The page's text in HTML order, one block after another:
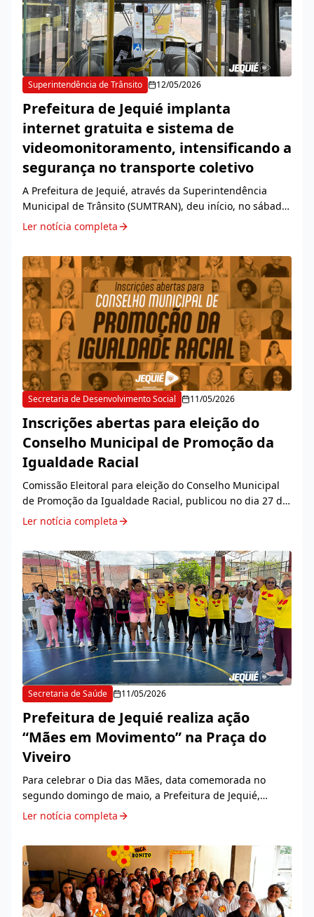
Superintendência de Trânsito 12/05/2026
Prefeitura de Jequié implanta
internet gratuita e sistema de
videomonitoramento, intensificando a
segurança no transporte coletivo
A Prefeitura de Jequié, através da Superintendência
Municipal de Trânsito (SUMTRAN), deu início, no sábado,
9, ao funcionamento do sistema de videomonitoramento
na frota do transporte coletivo. A ação...
Ler notícia completa
Secretaria de Desenvolvimento Social 11/05/2026
Inscrições abertas para eleição do
Conselho Municipal de Promoção da
Igualdade Racial
Comissão Eleitoral para eleição do Conselho Municipal
de Promoção da Igualdade Racial, publicou no dia 27 de
abril o Edital nº 001/2026, que estabelece a abertura das
inscrições para escolha dos novos...
Ler notícia completa
Secretaria de Saúde 11/05/2026
Prefeitura de Jequié realiza ação
“Mães em Movimento” na Praça do
Viveiro
Para celebrar o Dia das Mães, data comemorada no
segundo domingo de maio, a Prefeitura de Jequié,
através da Secretaria de Saúde, realizou na manhã deste
sábado, 9, a ação “Mães em Movimento”, na quad...
Ler notícia completa